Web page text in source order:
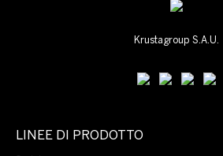
Krustagroup S.A.U.
LINEE DI PRODOTTO